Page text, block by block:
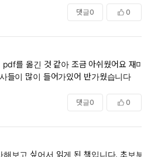
댓글0 0
를 옮긴 것 같아 조금 아쉬웠어요 재미
들이 많이 들어가있어 반가웠습니다
댓글0 0
해보고 싶어서 읽게 된 책입니다. 초보부